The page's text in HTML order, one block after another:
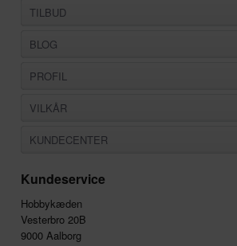
TILBUD
BLOG
PROFIL
VILKÅR
KUNDECENTER
Kundeservice
Hobbykæden
Vesterbro 20B
9000 Aalborg